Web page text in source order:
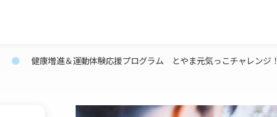
健康増進＆運動体験応援プログラム とやま元気っこチャレンジ！